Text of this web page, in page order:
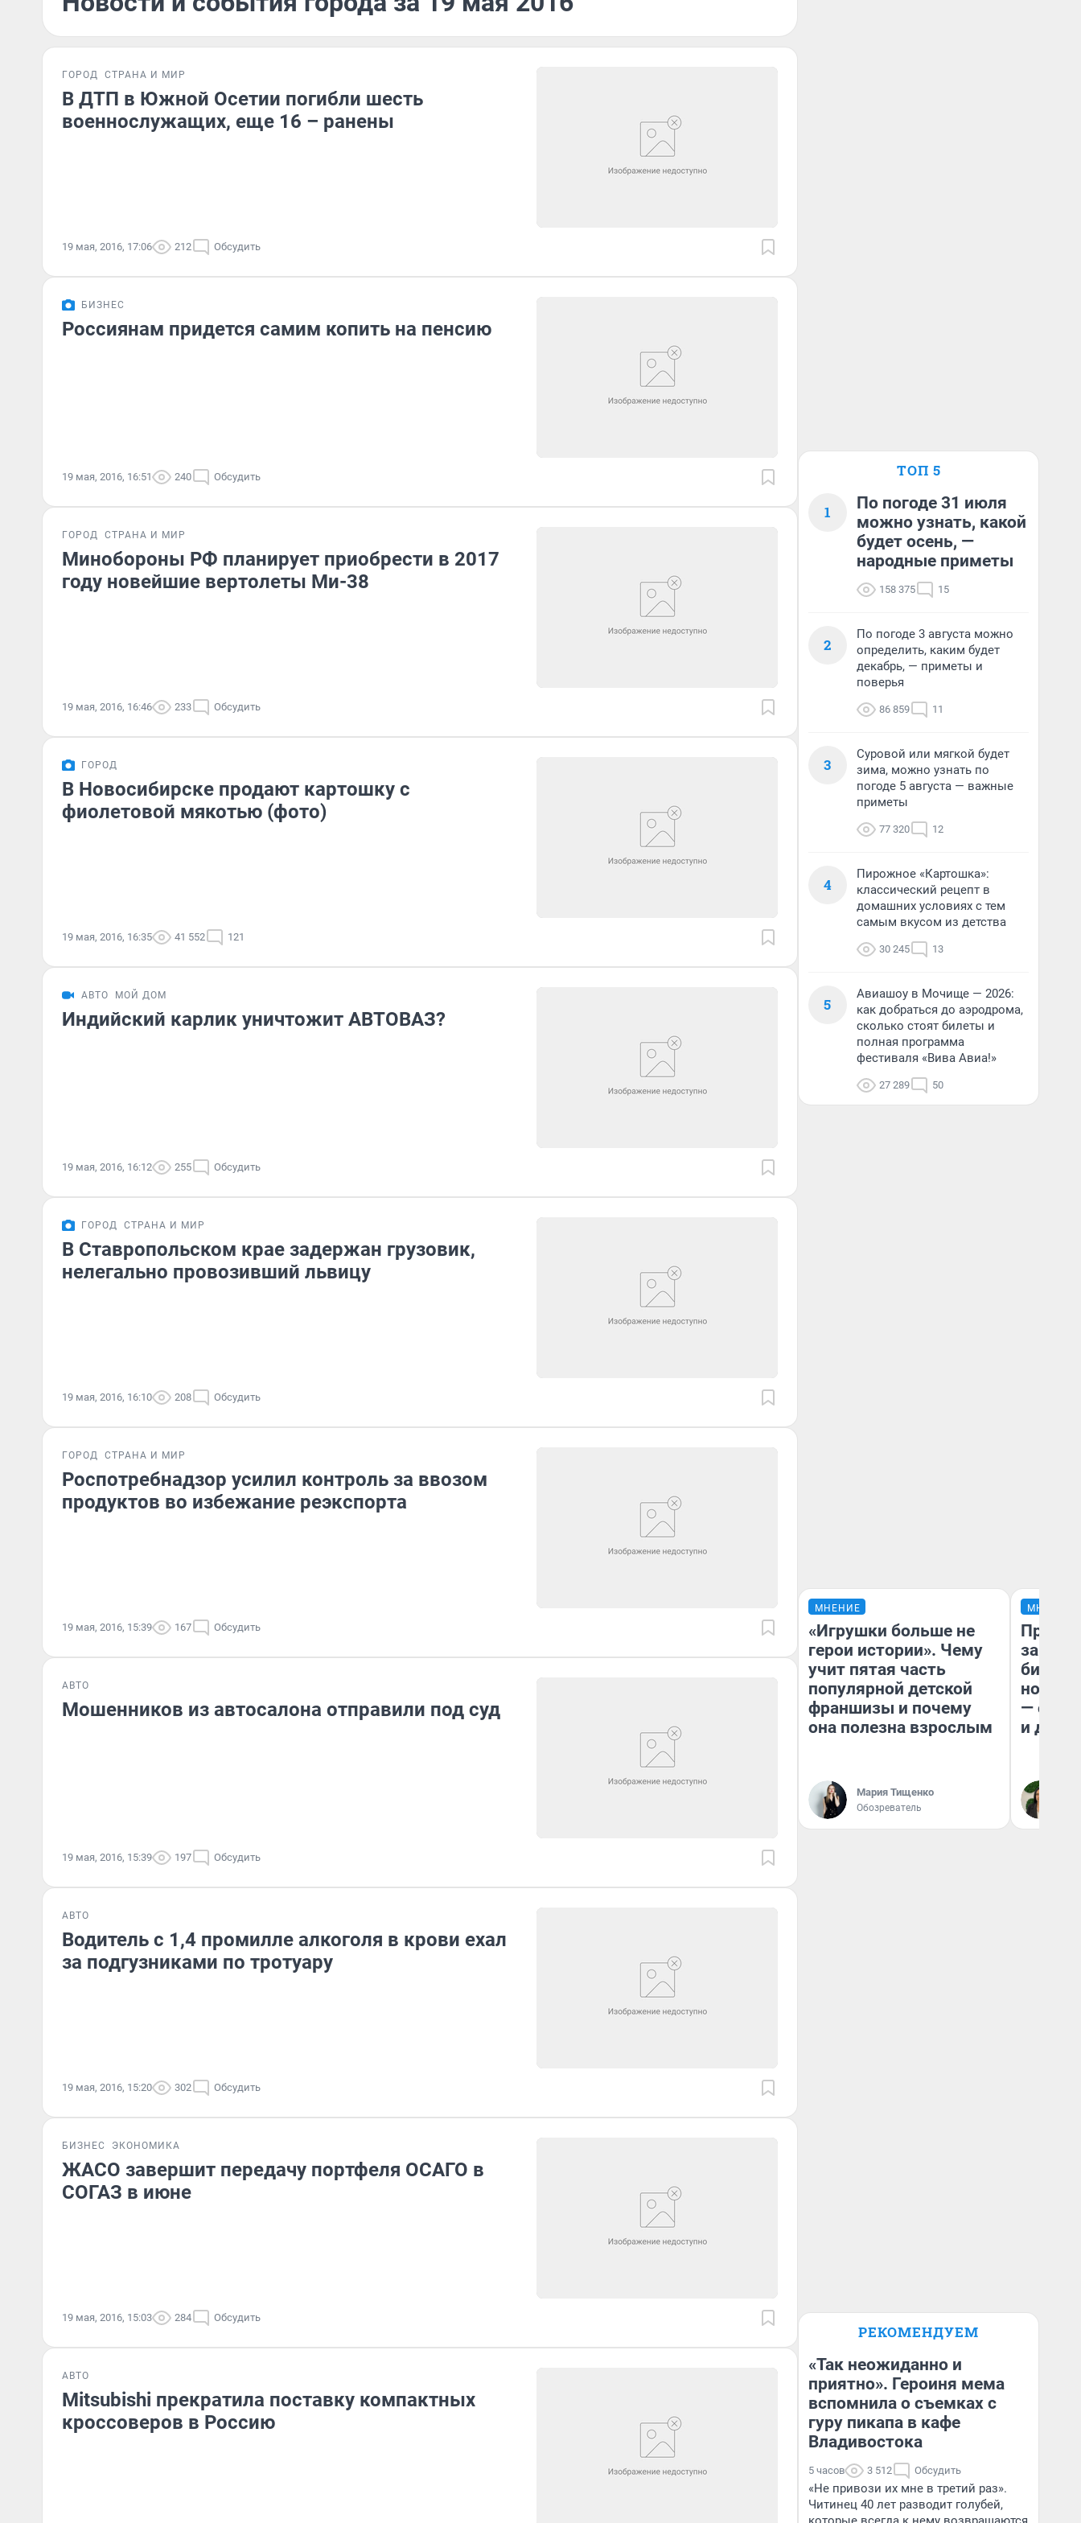
ГОРОД СТРАНА И МИР
В ДТП в Южной Осетии погибли шесть
военнослужащих, еще 16 – ранены
19 мая, 2016, 17:06 212 Обсудить
БИЗНЕС
Россиянам придется самим копить на пенсию
19 мая, 2016, 16:51 240 Обсудить
ГОРОД СТРАНА И МИР
Минобороны РФ планирует приобрести в 2017
году новейшие вертолеты Ми-38
19 мая, 2016, 16:46 233 Обсудить
ГОРОД
В Новосибирске продают картошку с
фиолетовой мякотью (фото)
19 мая, 2016, 16:35 41 552 121
АВТО МОЙ ДОМ
Индийский карлик уничтожит АВТОВАЗ?
19 мая, 2016, 16:12 255 Обсудить
ГОРОД СТРАНА И МИР
В Ставропольском крае задержан грузовик,
нелегально провозивший львицу
19 мая, 2016, 16:10 208 Обсудить
ГОРОД СТРАНА И МИР
Роспотребнадзор усилил контроль за ввозом
продуктов во избежание реэкспорта
19 мая, 2016, 15:39 167 Обсудить
АВТО
Мошенников из автосалона отправили под суд
19 мая, 2016, 15:39 197 Обсудить
АВТО
Водитель с 1,4 промилле алкоголя в крови ехал
за подгузниками по тротуару
19 мая, 2016, 15:20 302 Обсудить
БИЗНЕС ЭКОНОМИКА
ЖАСО завершит передачу портфеля ОСАГО в
СОГАЗ в июне
19 мая, 2016, 15:03 284 Обсудить
АВТО
Mitsubishi прекратила поставку компактных
кроссоверов в Россию
ТОП 5
1
По погоде 31 июля
можно узнать, какой
будет осень, —
народные приметы
158 375 15
2
По погоде 3 августа можно
определить, каким будет
декабрь, — приметы и
поверья
86 859 11
3
Суровой или мягкой будет
зима, можно узнать по
погоде 5 августа — важные
приметы
77 320 12
4
Пирожное «Картошка»:
классический рецепт в
домашних условиях с тем
самым вкусом из детства
30 245 13
5
Авиашоу в Мочище — 2026:
как добраться до аэродрома,
сколько стоят билеты и
полная программа
фестиваля «Вива Авиа!»
27 289 50
МНЕНИЕ
«Игрушки больше не
герои истории». Чему
учит пятая часть
популярной детской
франшизы и почему
она полезна взрослым
Мария Тищенко
Обозреватель
МНЕНИЕ
новый
— он
и даже
РЕКОМЕНДУЕМ
«Так неожиданно и
приятно». Героиня мема
вспомнила о съемках с
гуру пикапа в кафе
Владивостока
5 часов 3 512 Обсудить
«Не привози их мне в третий раз».
Читинец 40 лет разводит голубей,